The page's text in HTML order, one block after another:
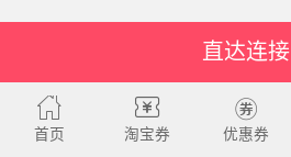
直达连接
首页 淘宝券 优惠券